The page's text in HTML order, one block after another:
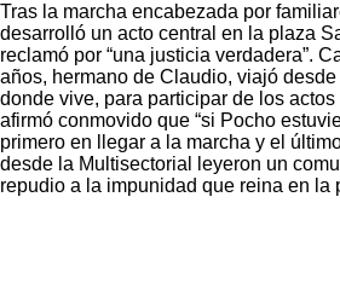
Tras la marcha encabezada por
desarrolló un acto central en la plaza
reclamó por “una justicia verdadera”.
años, hermano de Claudio, viajó
donde vive, para participar de los
afirmó conmovido que “si Pocho
primero en llegar a la marcha y el
desde la Multisectorial leyeron un
repudio a la impunidad que reina en la